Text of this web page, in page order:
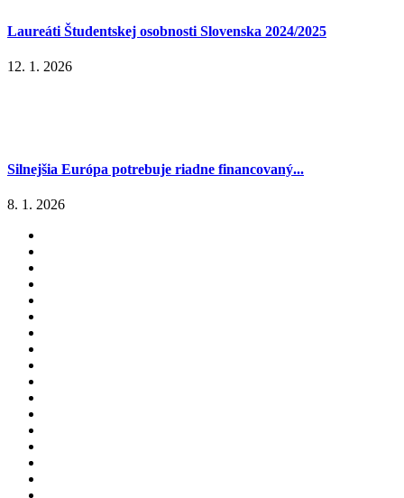
Laureáti Študentskej osobnosti Slovenska 2024/2025
12. 1. 2026
Silnejšia Európa potrebuje riadne financovaný...
8. 1. 2026